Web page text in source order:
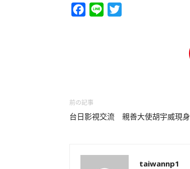
Facebook
Line
前の記事
台日影視交流 親善大使胡宇威現身
taiwannp1